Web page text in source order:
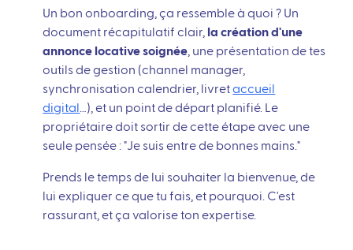
Un bon onboarding, ça ressemble à quoi ? Un
document récapitulatif clair, la création d'une
annonce locative soignée, une présentation de tes
outils de gestion (channel manager,
synchronisation calendrier, livretaccueil
digital …), et un point de départ planifié. Le
propriétaire doit sortir de cette étape avec une
seule pensée : "Je suis entre de bonnes mains."
Prends le temps de lui souhaiter la bienvenue, de
lui expliquer ce que tu fais, et pourquoi. C'est
rassurant, et ça valorise ton expertise.